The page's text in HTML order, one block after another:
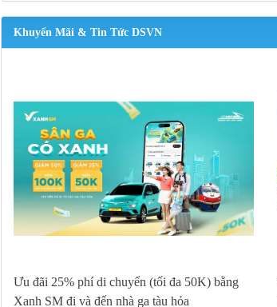
Khuyến Mãi & Tin Tức DSVN
Ưu đãi 25% phí di chuyển (tối đa 50K) bằng
Xanh SM đi và đến nhà ga tàu hỏa